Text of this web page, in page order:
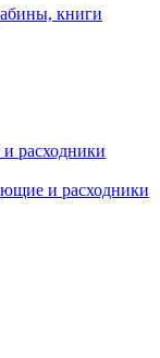
книги
расходники
и расходники